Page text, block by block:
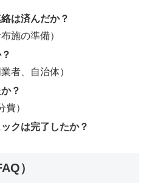
は済んだか？
施の準備）
者、自治体）
？
費）
クは完了したか？
）